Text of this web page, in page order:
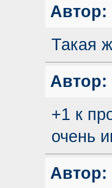
Автор:
Такая
Автор:
+1 к
очень
Автор: